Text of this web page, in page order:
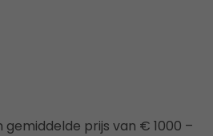
gemiddelde prijs van € 1000 –